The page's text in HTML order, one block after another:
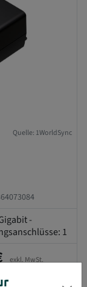
Quelle: 1WorldSync
-
1
exkl. MwSt.
verfügbar